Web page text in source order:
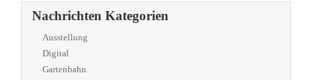
Nachrichten Kategorien
Ausstellung
Digital
Gartenbahn